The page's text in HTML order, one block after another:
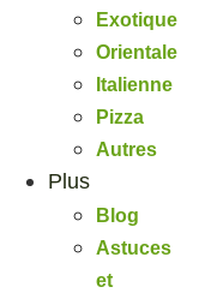
Exotique
Orientale
Italienne
Pizza
Autres
Plus
Blog
Astuces
et